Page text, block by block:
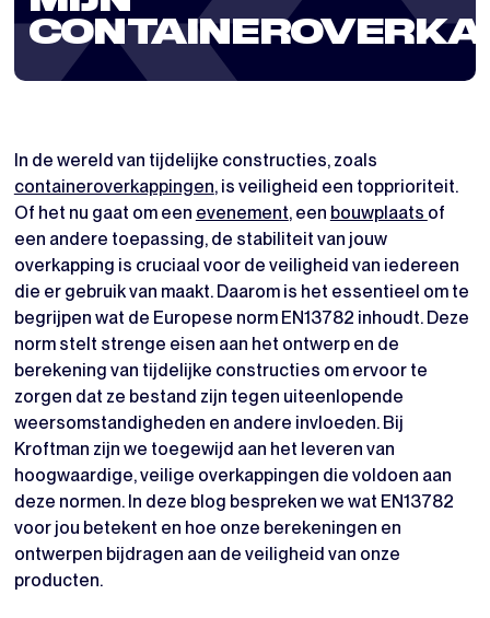
In de wereld van tijdelijke constructies, zoals
containeroverkappingen, is veiligheid een topprioriteit.
Of het nu gaat om een evenement, een bouwplaats of
een andere toepassing, de stabiliteit van jouw
overkapping is cruciaal voor de veiligheid van iedereen
die er gebruik van maakt. Daarom is het essentieel om te
begrijpen wat de Europese norm EN13782 inhoudt. Deze
norm stelt strenge eisen aan het ontwerp en de
berekening van tijdelijke constructies om ervoor te
zorgen dat ze bestand zijn tegen uiteenlopende
weersomstandigheden en andere invloeden. Bij
Kroftman zijn we toegewijd aan het leveren van
hoogwaardige, veilige overkappingen die voldoen aan
deze normen. In deze blog bespreken we wat EN13782
voor jou betekent en hoe onze berekeningen en
ontwerpen bijdragen aan de veiligheid van onze
producten.